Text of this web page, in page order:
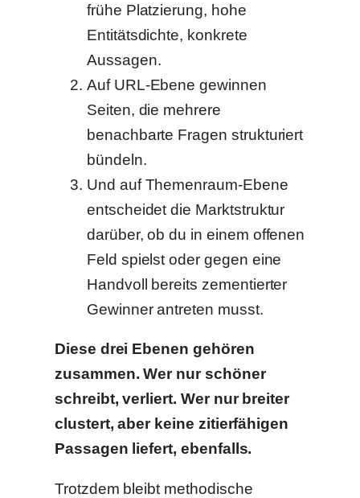
frühe Platzierung, hohe
Entitätsdichte, konkrete
Aussagen.
Auf URL-Ebene gewinnen
Seiten, die mehrere
benachbarte Fragen strukturiert
bündeln.
Und auf Themenraum-Ebene
entscheidet die Marktstruktur
darüber, ob du in einem offenen
Feld spielst oder gegen eine
Handvoll bereits zementierter
Gewinner antreten musst.
Diese drei Ebenen gehören
zusammen. Wer nur schöner
schreibt, verliert. Wer nur breiter
clustert, aber keine zitierfähigen
Passagen liefert, ebenfalls.
Trotzdem bleibt methodische